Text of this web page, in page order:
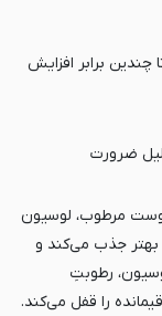
چندین برابر افزایش
ضرورت
مرطوب، لوسیون
بهتر جذب می‌کند و
رطوبتِ
را قفل می‌کند.